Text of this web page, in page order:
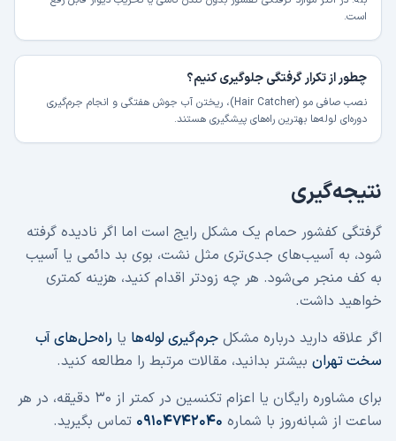
است.
چطور از تکرار گرفتگی جلوگیری کنیم؟
نصب صافی مو (Hair Catcher)، ریختن آب جوش هفتگی و انجام جرم‌گیری
دوره‌ای لوله‌ها بهترین راه‌های پیشگیری هستند.
نتیجه‌گیری
گرفتگی کفشور حمام یک مشکل رایج است اما اگر نادیده گرفته
شود، به آسیب‌های جدی‌تری مثل نشت، بوی بد دائمی یا آسیب
به کف منجر می‌شود. هر چه زودتر اقدام کنید، هزینه کمتری
خواهید داشت.
اگر علاقه دارید درباره مشکل جرم‌گیری لوله‌ها یا راه‌حل‌های آب
سخت تهران بیشتر بدانید، مقالات مرتبط را مطالعه کنید.
برای مشاوره رایگان یا اعزام تکنسین در کمتر از ۳۰ دقیقه، در هر
ساعت از شبانه‌روز با شماره ۰۹۱۰۴۷۴۲۰۴۰ تماس بگیرید.